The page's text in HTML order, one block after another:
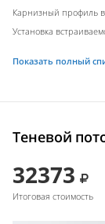
Карнизный профиль
Установка
Показать полный
Теневой
32373
Итоговая стоимость